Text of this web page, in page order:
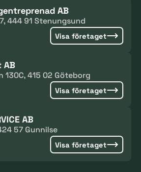
AB
444 91 Stenungsund
Visa företaget
AB
130C, 415 02 Göteborg
Visa företaget
AB
57 Gunnilse
Visa företaget